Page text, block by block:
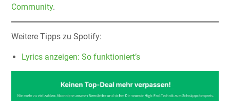
Community.
Weitere Tipps zu Spotify:
Lyrics anzeigen: So funktioniert’s